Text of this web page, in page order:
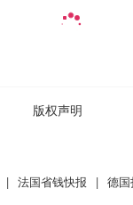
版权声明
| 法国省钱快报 | 德